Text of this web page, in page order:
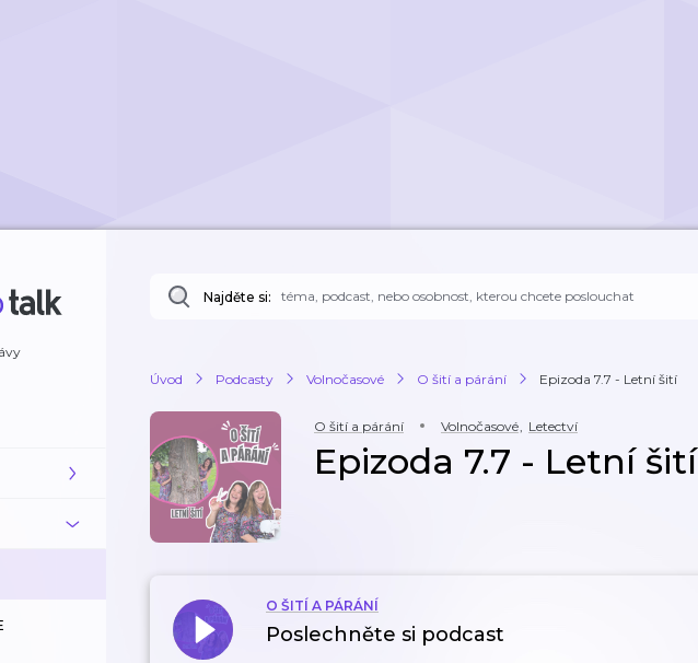
Najděte si:
Úvod Podcasty Volnočasové O šití a párání Epizoda 7.7 - Letní šití
O šití a párání Volnočasové, Letectví
Epizoda 7.7 - Letní šití
O ŠITÍ A PÁRÁNÍ
Poslechněte si podcast